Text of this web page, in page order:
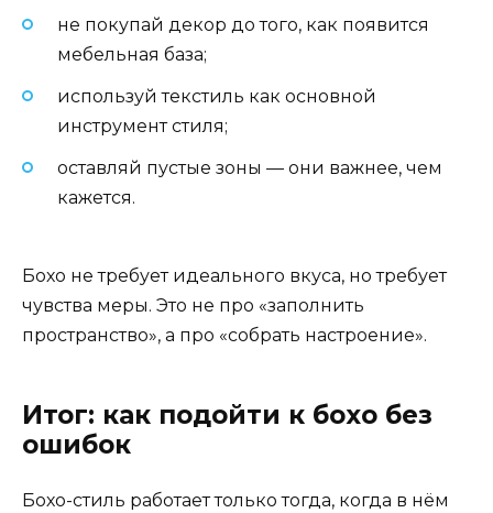
не покупай декор до того, как появится
мебельная база;
используй текстиль как основной
инструмент стиля;
оставляй пустые зоны — они важнее, чем
кажется.
Бохо не требует идеального вкуса, но требует
чувства меры. Это не про «заполнить
пространство», а про «собрать настроение».
Итог: как подойти к бохо без
ошибок
Бохо-стиль работает только тогда, когда в нём